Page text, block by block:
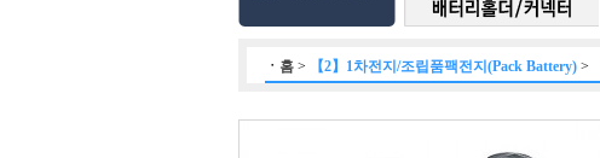
ㆍ 홈 > 【2】1차전지/조립품팩전지(Pack Battery) >